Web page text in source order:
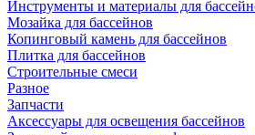
Инструменты и материалы для
Мозайка для бассейнов
Копинговый камень для бассейнов
Плитка для бассейнов
Строительные смеси
Разное
Запчасти
Аксессуары для освещения бассейнов